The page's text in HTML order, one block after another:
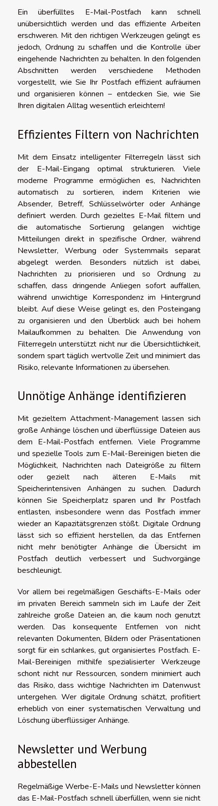
Ein überfülltes E-Mail-Postfach kann schnell
unübersichtlich werden und das effiziente Arbeiten
erschweren. Mit den richtigen Werkzeugen gelingt es
jedoch, Ordnung zu schaffen und die Kontrolle über
eingehende Nachrichten zu behalten. In den folgenden
Abschnitten werden verschiedene Methoden
vorgestellt, wie Sie Ihr Postfach effizient aufräumen
und organisieren können – entdecken Sie, wie Sie
Ihren digitalen Alltag wesentlich erleichtern!
Effizientes Filtern von Nachrichten
Mit dem Einsatz intelligenter Filterregeln lässt sich
der E-Mail-Eingang optimal strukturieren. Viele
moderne Programme ermöglichen es, Nachrichten
automatisch zu sortieren, indem Kriterien wie
Absender, Betreff, Schlüsselwörter oder Anhänge
definiert werden. Durch gezieltes E-Mail filtern und
die automatische Sortierung gelangen wichtige
Mitteilungen direkt in spezifische Ordner, während
Newsletter, Werbung oder Systemmails separat
abgelegt werden. Besonders nützlich ist dabei,
Nachrichten zu priorisieren und so Ordnung zu
schaffen, dass dringende Anliegen sofort auffallen,
während unwichtige Korrespondenz im Hintergrund
bleibt. Auf diese Weise gelingt es, den Posteingang
zu organisieren und den Überblick auch bei hohem
Mailaufkommen zu behalten. Die Anwendung von
Filterregeln unterstützt nicht nur die Übersichtlichkeit,
sondern spart täglich wertvolle Zeit und minimiert das
Risiko, relevante Informationen zu übersehen.
Unnötige Anhänge identifizieren
Mit gezieltem Attachment-Management lassen sich
große Anhänge löschen und überflüssige Dateien aus
dem E-Mail-Postfach entfernen. Viele Programme
und spezielle Tools zum E-Mail-Bereinigen bieten die
Möglichkeit, Nachrichten nach Dateigröße zu filtern
oder gezielt nach älteren E-Mails mit
Speicherintensiven Anhängen zu suchen. Dadurch
können Sie Speicherplatz sparen und Ihr Postfach
entlasten, insbesondere wenn das Postfach immer
wieder an Kapazitätsgrenzen stößt. Digitale Ordnung
lässt sich so effizient herstellen, da das Entfernen
nicht mehr benötigter Anhänge die Übersicht im
Postfach deutlich verbessert und Suchvorgänge
beschleunigt.
Vor allem bei regelmäßigen Geschäfts-E-Mails oder
im privaten Bereich sammeln sich im Laufe der Zeit
zahlreiche große Dateien an, die kaum noch genutzt
werden. Das konsequente Entfernen von nicht
relevanten Dokumenten, Bildern oder Präsentationen
sorgt für ein schlankes, gut organisiertes Postfach. E-
Mail-Bereinigen mithilfe spezialisierter Werkzeuge
schont nicht nur Ressourcen, sondern minimiert auch
das Risiko, dass wichtige Nachrichten im Datenwust
untergehen. Wer digitale Ordnung schätzt, profitiert
erheblich von einer systematischen Verwaltung und
Löschung überflüssiger Anhänge.
Newsletter und Werbung
abbestellen
Regelmäßige Werbe-E-Mails und Newsletter können
das E-Mail-Postfach schnell überfüllen, wenn sie nicht